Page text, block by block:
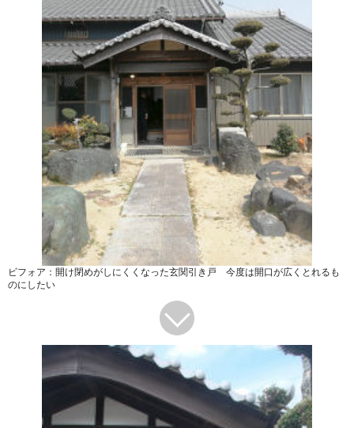
ビフォア：開け閉めがしにくくなった玄関引き戸 今度は開口が広くとれるも
のにしたい